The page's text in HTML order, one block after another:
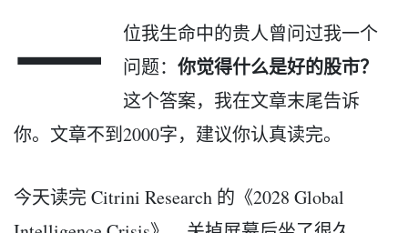
一
位我生命中的贵人曾问过我一个
问题： 你觉得什么是好的股市？
这个答案，我在文章末尾告诉
你。文章不到2000字，建议你认真读完。
今天读完 Citrini Research 的《2028 Global